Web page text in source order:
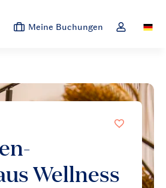
Meine Buchungen Dropdown-
Wellness